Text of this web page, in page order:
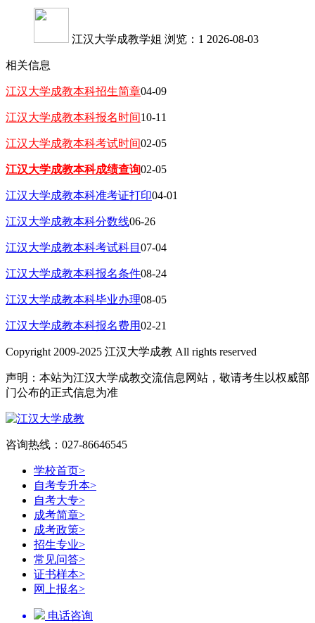
江汉大学成教学姐 浏览：1 2026-08-03
相关信息
江汉大学成教本科招生简章04-09
江汉大学成教本科报名时间10-11
江汉大学成教本科考试时间02-05
江汉大学成教本科成绩查询02-05
江汉大学成教本科准考证打印04-01
江汉大学成教本科分数线06-26
江汉大学成教本科考试科目 07-04
江汉大学成教本科报名条件08-24
江汉大学成教本科毕业办理08-05
江汉大学成教本科报名费用02-21
Copyright 2009-2025 江汉大学成教 All rights reserved
声明：本站为江汉大学成教交流信息网站，敬请考生以权威部
门公布的正式信息为准
咨询热线：027-86646545
学校首页>
自考专升本>
自考大专>
成考简章>
成考政策>
招生专业>
常见问答>
证书样本>
网上报名>
电话咨询